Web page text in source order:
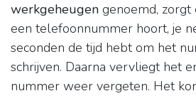
werkgeheugen genoemd,
een telefoonnummer hoort, je
seconden de tijd hebt om het
schrijven. Daarna vervliegt het
nummer weer vergeten. Het